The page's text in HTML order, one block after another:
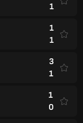
1
1
1
3
1
1
0